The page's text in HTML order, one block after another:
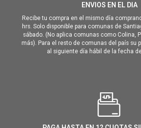
ENVIOS EN EL DIA
Recibe tu compra en el mismo día
hrs. Solo disponible para comunas de
sábado. (No aplica comunas como Colina,
más). Para el resto de comunas del país su
al siguiente día hábil de la fecha